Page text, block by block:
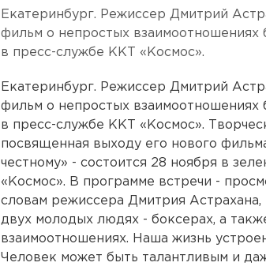
Екатеринбург. Режиссер Дмитрий
фильм о непростых взаимоотношениях
в пресс-службе ККТ «Космос».
Екатеринбург. Режиссер Дмитрий
фильм о непростых взаимоотношениях
в пресс-службе ККТ «Космос».
посвященная выходу его нового
честному» - состоится 28 ноября в
«Космос». В программе встречи -
словам режиссера Дмитрия
двух молодых людях - боксерах, а
взаимоотношениях. Наша жизнь
Человек может быть талантливым и